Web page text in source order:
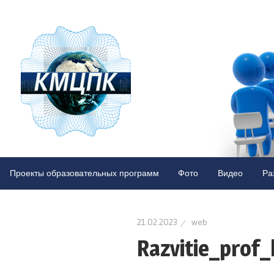
межрегиональный
центр
Проекты образовательных программ Фото Видео
21.02.2023 web